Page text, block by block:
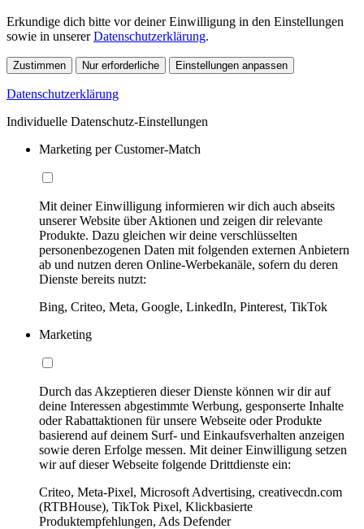
Erkundige dich bitte vor deiner Einwilligung in den Einstellungen
sowie in unsererDatenschutzerklärung.
Zustimmen Nur erforderliche Einstellungen anpassen
Datenschutzerklärung
Individuelle Datenschutz-Einstellungen
Marketing per Customer-Match
Mit deiner Einwilligung informieren wir dich auch abseits
unserer Website über Aktionen und zeigen dir relevante
Produkte. Dazu gleichen wir deine verschlüsselten
personenbezogenen Daten mit folgenden externen Anbietern
ab und nutzen deren Online-Werbekanäle, sofern du deren
Dienste bereits nutzt:
Bing, Criteo, Meta, Google, LinkedIn, Pinterest, TikTok
Marketing
Durch das Akzeptieren dieser Dienste können wir dir auf
deine Interessen abgestimmte Werbung, gesponserte Inhalte
oder Rabattaktionen für unsere Webseite oder Produkte
basierend auf deinem Surf- und Einkaufsverhalten anzeigen
sowie deren Erfolge messen. Mit deiner Einwilligung setzen
wir auf dieser Webseite folgende Drittdienste ein:
Criteo, Meta-Pixel, Microsoft Advertising, creativecdn.com
(RTBHouse), TikTok Pixel, Klickbasierte
Produktempfehlungen, Ads Defender